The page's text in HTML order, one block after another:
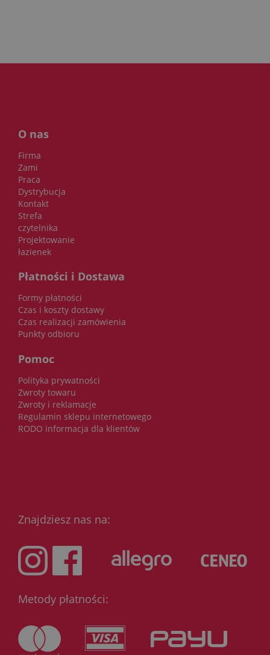
O nas
Firma
Zami
Praca
Dystrybucja
Kontakt
Strefa
czytelnika
Projektowanie
łazienek
Płatności i Dostawa
Formy płatności
Czas i koszty dostawy
Czas realizacji zamówienia
Punkty odbioru
Pomoc
Polityka prywatności
Zwroty towaru
Zwroty i reklamacje
Regulamin sklepu internetowego
RODO informacja dla klientów
Znajdziesz nas na:
Metody płatności: